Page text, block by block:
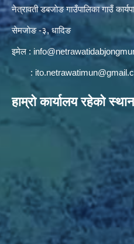
नेत्रावती डबजाेङ गाउँपालिका गाउँ
सेमजाेङ -३, धादिङ
इमेल :
:
हाम्राे कार्यालय रहेकाे स्थान